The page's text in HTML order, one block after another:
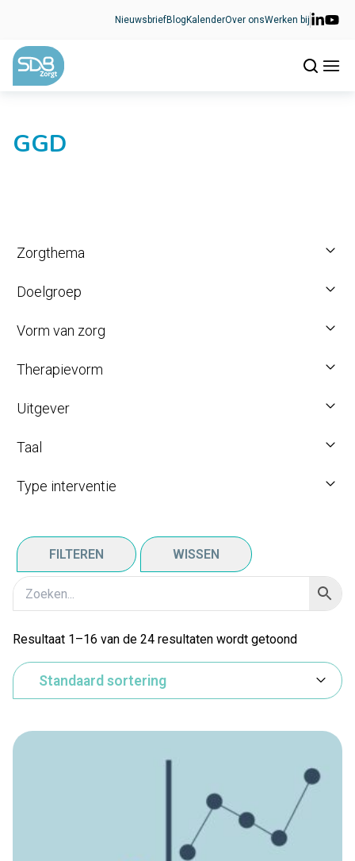
NieuwsbriefBlog KalenderOver onsWerken bij
GGD
Zorgthema
Doelgroep
Vorm van zorg
Therapievorm
Uitgever
Taal
Type interventie
FILTEREN WISSEN
Resultaat 1–16 van de 24 resultaten wordt getoond